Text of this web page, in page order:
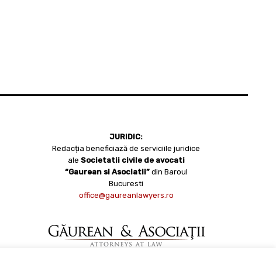
JURIDIC:
Redacția beneficiază de serviciile juridice
ale Societatii civile de avocati
“Gaurean si Asociatii” din Baroul
Bucuresti
office@gaureanlawyers.ro